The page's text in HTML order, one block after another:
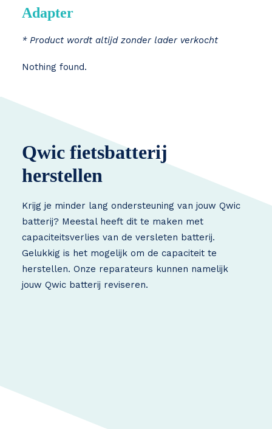
Adapter
* Product wordt altijd zonder lader verkocht
Nothing found.
Qwic fietsbatterij
herstellen
Krijg je minder lang ondersteuning van jouw Qwic
batterij? Meestal heeft dit te maken met
capaciteitsverlies van de versleten batterij.
Gelukkig is het mogelijk om de capaciteit te
herstellen. Onze reparateurs kunnen namelijk
jouw Qwic batterij reviseren.